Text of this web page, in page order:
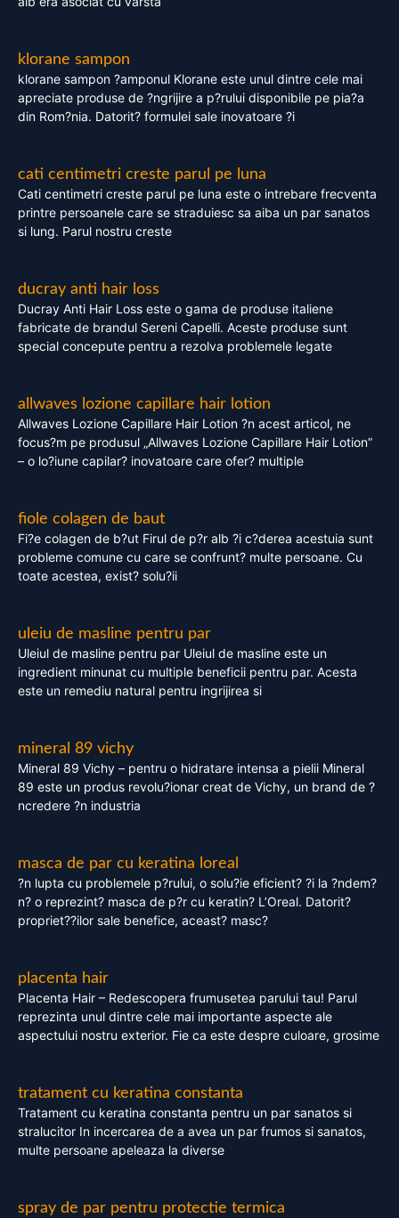
klorane sampon
klorane sampon ?amponul Klorane este unul dintre cele mai
apreciate produse de ?ngrijire a p?rului disponibile pe pia?a
din Rom?nia. Datorit? formulei sale inovatoare ?i
cati centimetri creste parul pe luna
Cati centimetri creste parul pe luna este o intrebare frecventa
printre persoanele care se straduiesc sa aiba un par sanatos
si lung. Parul nostru creste
ducray anti hair loss
Ducray Anti Hair Loss este o gama de produse italiene
fabricate de brandul Sereni Capelli. Aceste produse sunt
special concepute pentru a rezolva problemele legate
allwaves lozione capillare hair lotion
Allwaves Lozione Capillare Hair Lotion ?n acest articol, ne
focus?m pe produsul „Allwaves Lozione Capillare Hair Lotion”
– o lo?iune capilar? inovatoare care ofer? multiple
fiole colagen de baut
Fi?e colagen de b?ut Firul de p?r alb ?i c?derea acestuia sunt
probleme comune cu care se confrunt? multe persoane. Cu
toate acestea, exist? solu?ii
uleiu de masline pentru par
Uleiul de masline pentru par Uleiul de masline este un
ingredient minunat cu multiple beneficii pentru par. Acesta
este un remediu natural pentru ingrijirea si
mineral 89 vichy
Mineral 89 Vichy – pentru o hidratare intensa a pielii Mineral
89 este un produs revolu?ionar creat de Vichy, un brand de ?
ncredere ?n industria
masca de par cu keratina loreal
?n lupta cu problemele p?rului, o solu?ie eficient? ?i la ?ndem?
n? o reprezint? masca de p?r cu keratin? L’Oreal. Datorit?
propriet??ilor sale benefice, aceast? masc?
placenta hair
Placenta Hair – Redescopera frumusetea parului tau! Parul
reprezinta unul dintre cele mai importante aspecte ale
aspectului nostru exterior. Fie ca este despre culoare, grosime
tratament cu keratina constanta
Tratament cu keratina constanta pentru un par sanatos si
stralucitor In incercarea de a avea un par frumos si sanatos,
multe persoane apeleaza la diverse
spray de par pentru protectie termica